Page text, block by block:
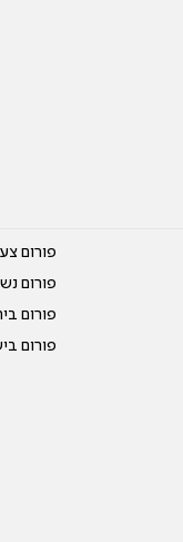
פורום
פורום
פורום
פורום